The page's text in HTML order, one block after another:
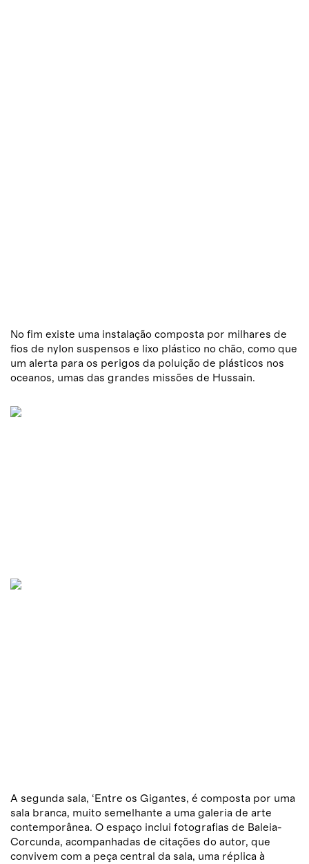
No fim existe uma instalação composta por milhares de
fios de nylon suspensos e lixo plástico no chão, como que
um alerta para os perigos da poluição de plásticos nos
oceanos, umas das grandes missões de Hussain.
A segunda sala, ‘Entre os Gigantes, é composta por uma
sala branca, muito semelhante a uma galeria de arte
contemporânea. O espaço inclui fotografias de Baleia-
Corcunda, acompanhadas de citações do autor, que
convivem com a peça central da sala, uma réplica à